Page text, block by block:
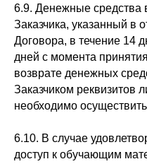
6.9. Денежные средства
Заказчика, указанный в
Договора, в течение 14
дней с момента
возврате денежных
Заказчиком реквизитов
необходимо осуществить
6.10. В случае
доступ к обучающим